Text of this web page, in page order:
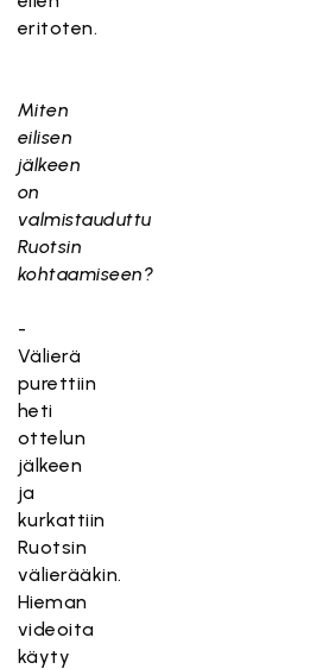
eritoten.
Miten
eilisen
jälkeen
on
valmistauduttu
Ruotsin
kohtaamiseen?
-
Välierä
purettiin
heti
ottelun
jälkeen
ja
kurkattiin
Ruotsin
välierääkin.
Hieman
videoita
käyty